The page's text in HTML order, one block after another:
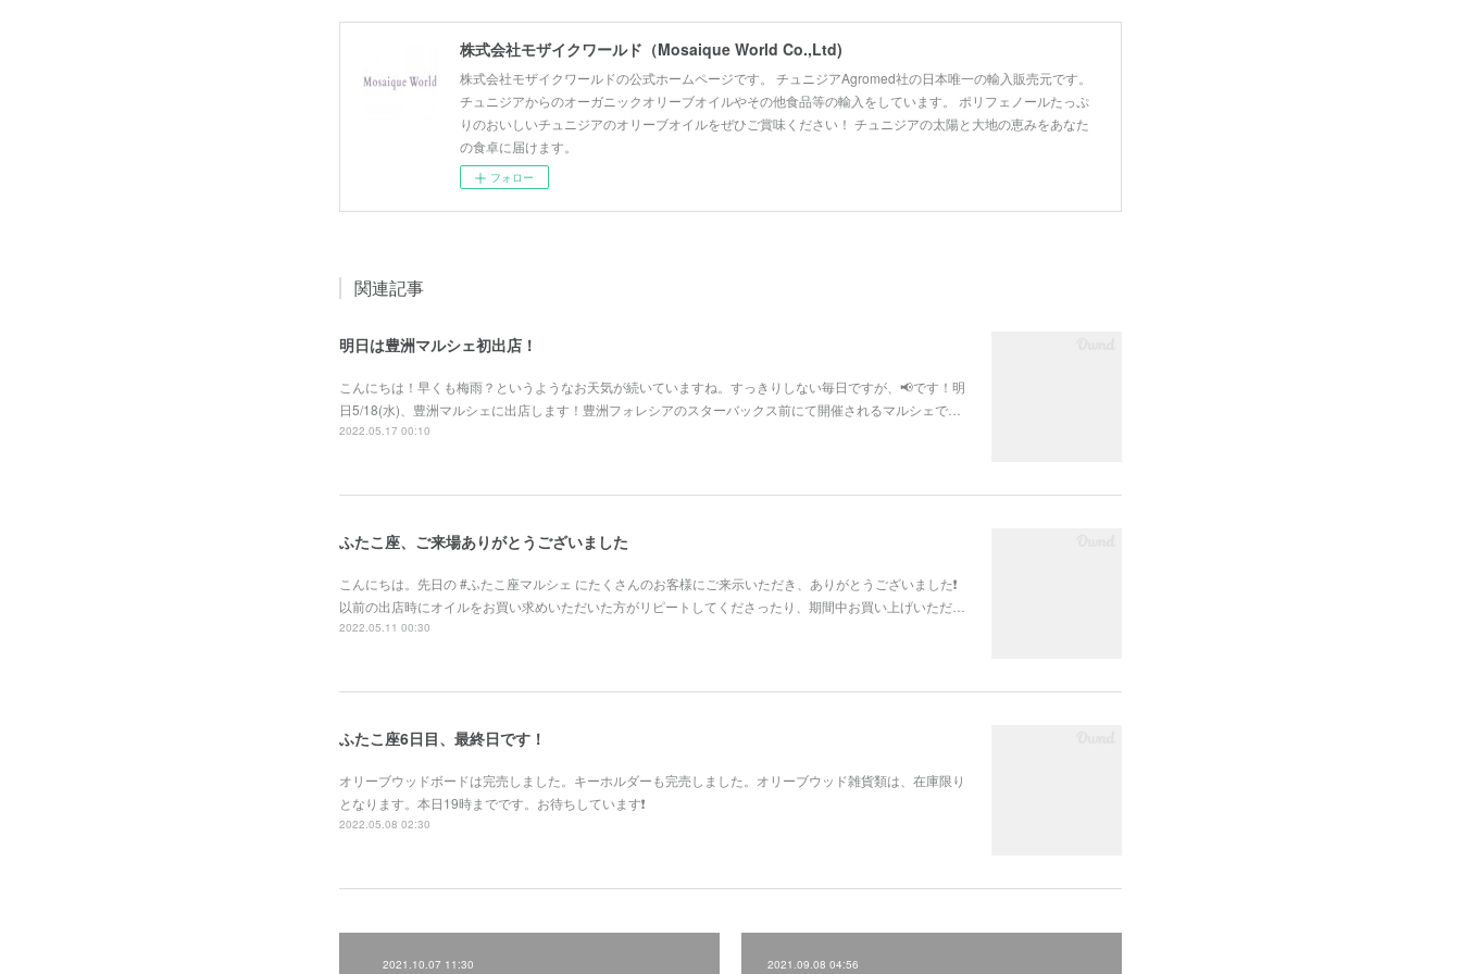
株式会社モザイクワールド（Mosaique World Co.,Ltd)
株式会社モザイクワールドの公式ホームページです。 チュニジアAgromed社の日本唯一の輸入販売元です。
チュニジアからのオーガニックオリーブオイルやその他食品等の輸入をしています。 ポリフェノールたっぷ
りのおいしいチュニジアのオリーブオイルをぜひご賞味ください！ チュニジアの太陽と大地の恵みをあなた
の食卓に届けます。
フォロー
関連記事
明日は豊洲マルシェ初出店！
こんにちは！早くも梅雨？というようなお天気が続いていますね。すっきりしない毎日ですが、📢です！明
日5/18(水)、豊洲マルシェに出店します！豊洲フォレシアのスターバックス前にて開催されるマルシェで…
2022.05.17 00:10
ふたこ座、ご来場ありがとうございました
こんにちは。先日の #ふたこ座マルシェ にたくさんのお客様にご来示いただき、ありがとうございました❗
以前の出店時にオイルをお買い求めいただいた方がリピートしてくださったり、期間中お買い上げいただ…
2022.05.11 00:30
ふたこ座6日目、最終日です！
オリーブウッドボードは完売しました。キーホルダーも完売しました。オリーブウッド雑貨類は、在庫限り
となります。本日19時までです。お待ちしています❗
2022.05.08 02:30
2021.10.07 11:30 2021.09.08 04:56